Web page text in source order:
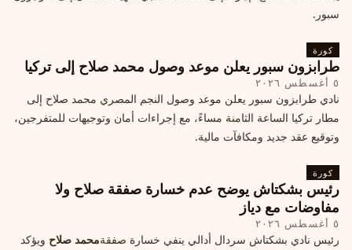
سبور.
كورة
طرابزون سبور يعلن موعد وصول محمد صلاح إلى تركيا
٥ أغسطس ٢٠٢٦
نادي طرابزون سبور يعلن موعد وصول النجم المصري محمد صلاح إلى
مطار تركيا الساعة الثامنة مساءً، مع إجراءات أمان وتوجيهات للمتفرجين،
وتوقيع عقد جديد ومكافآت مالية.
كورة
رئيس بشكتاش يوضح عدم خسارة صفقة صلاح ولا
مفاوضات مع دياز
٥ أغسطس ٢٠٢٦
رئيس نادي بشكتاش سردال أدالي ينفي خسارة صفقةمحمد صلاح ويؤكد